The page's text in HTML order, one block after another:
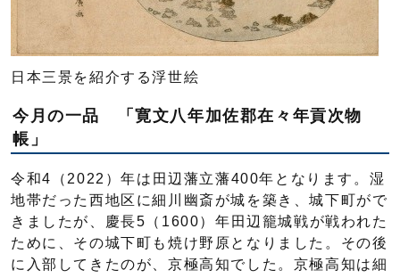
日本三景を紹介する浮世絵
今月の一品 「寛文八年加佐郡在々年貢次物
帳」
令和4（2022）年は田辺藩立藩400年となります。湿
地帯だった西地区に細川幽斎が城を築き、城下町がで
きましたが、慶長5（1600）年田辺籠城戦が戦われた
ために、その城下町も焼け野原となりました。その後
に入部してきたのが、京極高知でした。京極高知は細